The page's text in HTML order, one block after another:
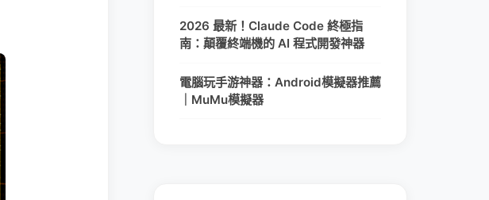
2026 最新！Claude Code 終極指
南：顛覆終端機的 AI 程式開發神器
電腦玩手游神器：Android模擬器推薦
｜MuMu模擬器